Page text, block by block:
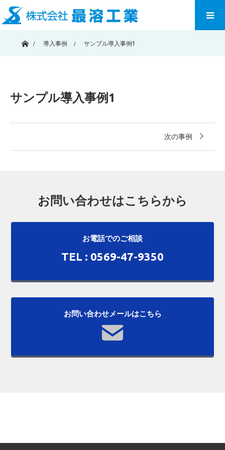
ホーム導入事例 サンプル導入事例1
サンプル導入事例1
次の事例
お問い合わせはこちらから
お電話でのご相談
TEL : 0569-47-9350
お問い合わせメールはこちら